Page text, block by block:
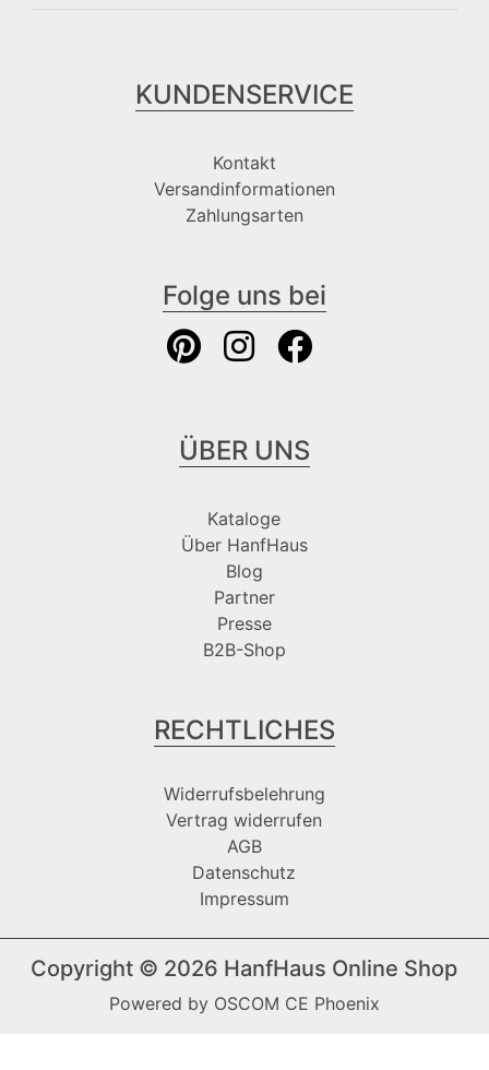
KUNDENSERVICE
Kontakt
Versandinformationen
Zahlungsarten
Folge uns bei
ÜBER UNS
Kataloge
Über HanfHaus
Blog
Partner
Presse
B2B-Shop
RECHTLICHES
Widerrufsbelehrung
Vertrag widerrufen
AGB
Datenschutz
Impressum
Copyright © 2026 HanfHaus Online Shop
Powered by OSCOM CE Phoenix